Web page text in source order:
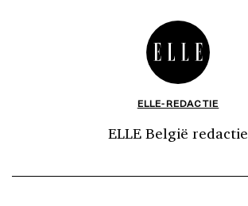
ELLE-REDACTIE
ELLE België redactie